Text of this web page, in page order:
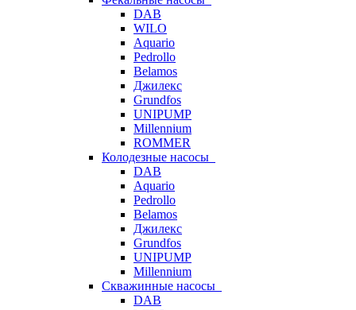
DAB
WILO
Aquario
Pedrollo
Belamos
Джилекс
Grundfos
UNIPUMP
Millennium
ROMMER
Колодезные насосы
DAB
Aquario
Pedrollo
Belamos
Джилекс
Grundfos
UNIPUMP
Millennium
Скважинные насосы
DAB